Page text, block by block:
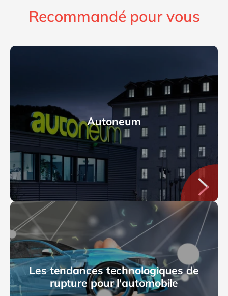
Recommandé pour vous
Autoneum
Les tendances technologiques de
rupture pour l'automobile